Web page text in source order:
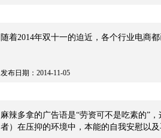
随着2014年双十一的迫近，各个行业电商
发布日期：2014-11-05
麻辣多拿的广告语是“劳资可不是吃素的”
者）在压抑的环境中，本能的自我安慰以